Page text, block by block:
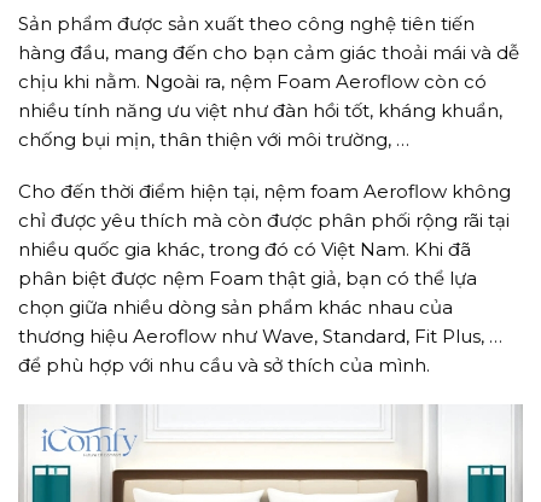
Sản phẩm được sản xuất theo công nghệ tiên tiến
hàng đầu, mang đến cho bạn cảm giác thoải mái và dễ
chịu khi nằm. Ngoài ra, nệm Foam Aeroflow còn có
nhiều tính năng ưu việt như đàn hồi tốt, kháng khuẩn,
chống bụi mịn, thân thiện với môi trường, …
Cho đến thời điểm hiện tại, nệm foam Aeroflow không
chỉ được yêu thích mà còn được phân phối rộng rãi tại
nhiều quốc gia khác, trong đó có Việt Nam. Khi đã
phân biệt được nệm Foam thật giả, bạn có thể lựa
chọn giữa nhiều dòng sản phẩm khác nhau của
thương hiệu Aeroflow như Wave, Standard, Fit Plus, …
để phù hợp với nhu cầu và sở thích của mình.